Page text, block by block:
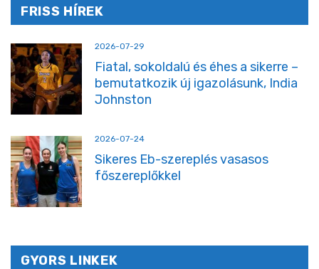
FRISS HÍREK
2026-07-29
Fiatal, sokoldalú és éhes a sikerre –
bemutatkozik új igazolásunk, India
Johnston
2026-07-24
Sikeres Eb-szereplés vasasos
főszereplőkkel
GYORS LINKEK